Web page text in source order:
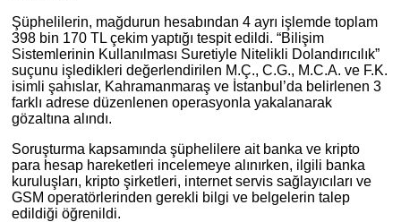
Şüphelilerin, mağdurun hesabından 4 ayrı işlemde toplam
398 bin 170 TL çekim yaptığı tespit edildi. “Bilişim
Sistemlerinin Kullanılması Suretiyle Nitelikli Dolandırıcılık”
suçunu işledikleri değerlendirilen M.Ç., C.G., M.C.A. ve F.K.
isimli şahıslar, Kahramanmaraş ve İstanbul’da belirlenen 3
farklı adrese düzenlenen operasyonla yakalanarak
gözaltına alındı.
Soruşturma kapsamında şüphelilere ait banka ve kripto
para hesap hareketleri incelemeye alınırken, ilgili banka
kuruluşları, kripto şirketleri, internet servis sağlayıcıları ve
GSM operatörlerinden gerekli bilgi ve belgelerin talep
edildiği öğrenildi.